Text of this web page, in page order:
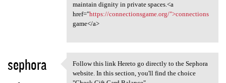
maintain dignity in private spaces.<a
href="https://connectionsgame.org/">connections
game</a>
sephora
Follow this link Hereto go
Follow this link Hereto go directly to the Sephora
website. In this section, you'll find the choice